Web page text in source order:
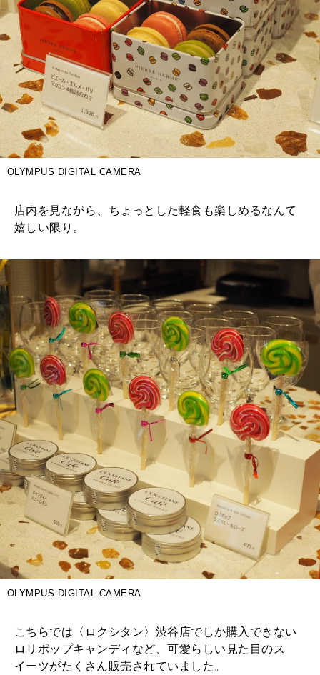
OLYMPUS DIGITAL CAMERA
店内を見ながら、ちょっとした軽食も楽しめるなんて
嬉しい限り。
OLYMPUS DIGITAL CAMERA
こちらでは〈ロクシタン〉渋谷店でしか購入できない
ロリポップキャンディなど、可愛らしい見た目のス
イーツがたくさん販売されていました。